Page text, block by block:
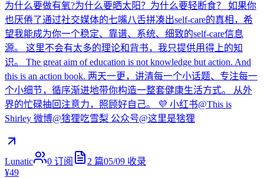
为什么要做有氧?为什么要晒太阳？为什么要轻断食？ 如果你
也厌倦了通过社交媒体的七嘴八舌拼凑出self-care的真相，希
望我能成为你一个稳定、靠谱、系统、细致的self-care信息
源。 这里不会有太多的理论和背书，我只提供用得上的知
识。 The great aim of education is not knowledge but action. And
this is an action book. 两天一更，讲清每一个小话题、专注每一
个小细节，循序渐进地带你构造一整套健康生活方式。 从外
界的忙碌抽回注意力，照顾好自己。 💜 小红书@This is
Shirley 微博@猞狸吃雪梨 公众号@这里是猞狸
Lunatic 0 订阅 2 篇05/09 收录
¥49